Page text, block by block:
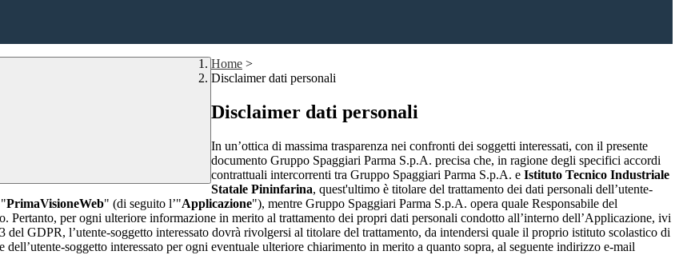
Home >
Disclaimer dati personali
Disclaimer dati personali
In un’ottica di massima trasparenza nei confronti dei soggetti interessati, con il presente
documento Gruppo Spaggiari Parma S.p.A. precisa che, in ragione degli specifici accordi
contrattuali intercorrenti tra Gruppo Spaggiari Parma S.p.A. e Istituto Tecnico Industriale
Statale Pininfarina, quest'ultimo è titolare del trattamento dei dati personali dell’utente-
PrimaVisioneWeb" (di seguito l’"Applicazione"), mentre Gruppo Spaggiari Parma S.p.A. opera quale Responsabile del
Pertanto, per ogni ulteriore informazione in merito al trattamento dei propri dati personali condotto all’interno dell’Applicazione, ivi
GDPR, l’utente-soggetto interessato dovrà rivolgersi al titolare del trattamento, da intendersi quale il proprio istituto scolastico di
soggetto interessato per ogni eventuale ulteriore chiarimento in merito a quanto sopra, al seguente indirizzo e-mail